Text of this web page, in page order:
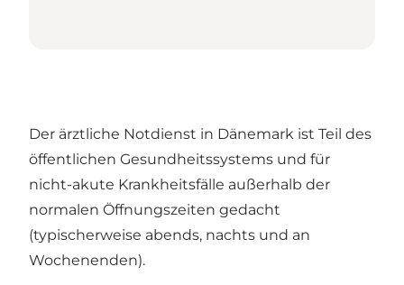
Der ärztliche Notdienst in Dänemark ist Teil des
öffentlichen Gesundheitssystems und für
nicht-akute Krankheitsfälle außerhalb der
normalen Öffnungszeiten gedacht
(typischerweise abends, nachts und an
Wochenenden).